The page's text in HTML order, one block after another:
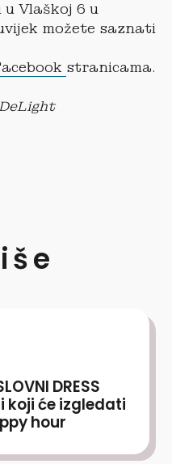
Vlaškoj 6 u
možete saznati
stranicama.
DRESS
koji će izgledati
hour